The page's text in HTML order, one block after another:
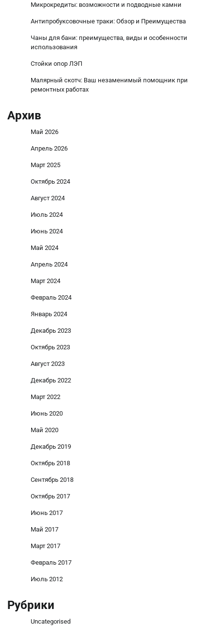
Микрокредиты: возможности и подводные камни
Антипробуксовочные траки: Обзор и Преимущества
Чаны для бани: преимущества, виды и особенности
использования
Стойки опор ЛЭП
Малярный скотч: Ваш незаменимый помощник при
ремонтных работах
Архив
Май 2026
Апрель 2026
Март 2025
Октябрь 2024
Август 2024
Июль 2024
Июнь 2024
Май 2024
Апрель 2024
Март 2024
Февраль 2024
Январь 2024
Декабрь 2023
Октябрь 2023
Август 2023
Декабрь 2022
Март 2022
Июнь 2020
Май 2020
Декабрь 2019
Октябрь 2018
Сентябрь 2018
Октябрь 2017
Июнь 2017
Май 2017
Март 2017
Февраль 2017
Июль 2012
Рубрики
Uncategorised